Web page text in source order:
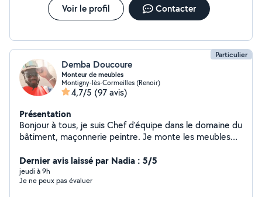
Voir le profil Contacter
Particulier
Demba Doucoure
Monteur de meubles
Montigny-lès-Cormeilles (Renoir)
4,7/5 (97 avis)
Présentation
Bonjour à tous, je suis Chef d'équipe dans le domaine du
bâtiment, maçonnerie peintre. Je monte les meubles
Et aussi je propose des services de plomberie. Je reste
à votre disposition,
Dernier avis laissé par Nadia : 5/5
jeudi à 9h
Je ne peux pas évaluer